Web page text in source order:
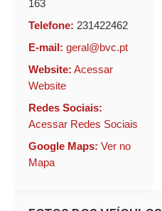
163
Telefone: 231422462
E-mail: geral@bvc.pt
Website: Acessar
Website
Redes Sociais:
Acessar Redes Sociais
Google Maps: Ver no
Mapa